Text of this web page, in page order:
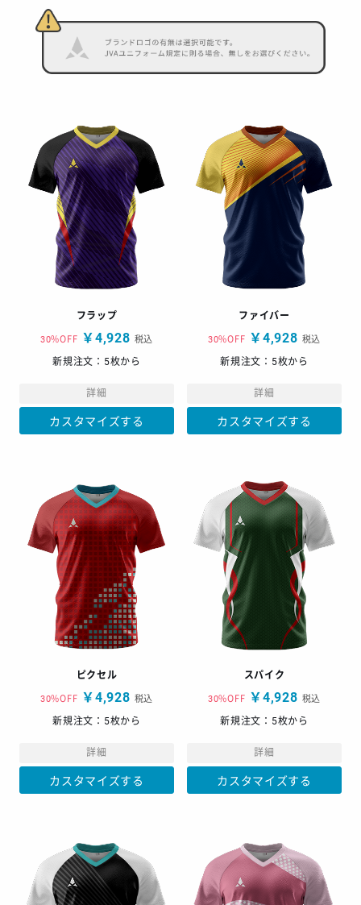
フラップ
30%OFF ￥4,928 税込
新規注文：5枚から
詳細
カスタマイズする
ファイバー
30%OFF ￥4,928 税込
新規注文：5枚から
詳細
カスタマイズする
ピクセル
30%OFF ￥4,928 税込
新規注文：5枚から
詳細
カスタマイズする
スパイク
30%OFF ￥4,928 税込
新規注文：5枚から
詳細
カスタマイズする